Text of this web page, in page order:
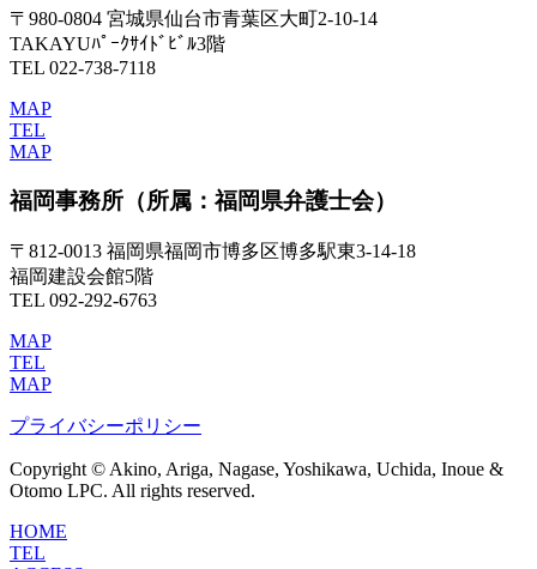
〒980-0804 宮城県仙台市青葉区大町2-10-14
TAKAYUﾊﾟｰｸｻｲﾄﾞﾋﾞﾙ3階
TEL 022-738-7118
MAP
TEL
MAP
福岡事務所 （所属：福岡県弁護士会）
〒812-0013 福岡県福岡市博多区博多駅東3-14-18
福岡建設会館5階
TEL 092-292-6763
MAP
TEL
MAP
プライバシーポリシー
Copyright © Akino, Ariga, Nagase, Yoshikawa, Uchida, Inoue &
Otomo LPC. All rights reserved.
HOME
TEL